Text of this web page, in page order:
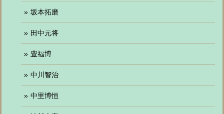
坂本拓磨
田中元将
豊福博
中川智治
中里博恒